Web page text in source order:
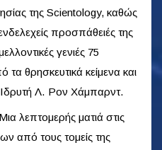
της Scientology, καθώς
προσπάθειές της
γενιές 75
τα θρησκευτικά κείμενα και
Ιδρυτή Λ. Ρον Χάμπαρντ.
λεπτομερής ματιά στις
από τους τομείς της